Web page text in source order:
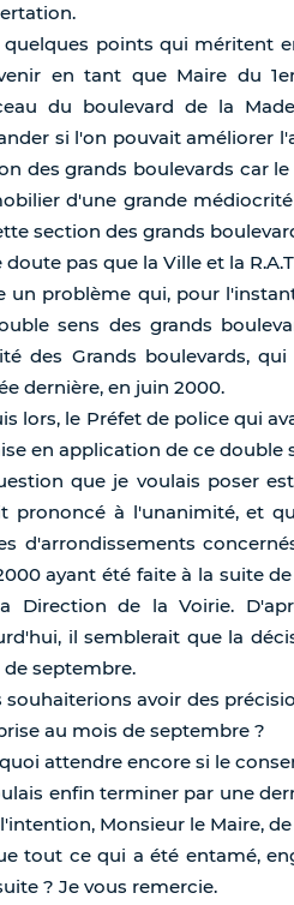
quelques points qui méritent
en tant que Maire du
du boulevard de la
si l'on pouvait améliorer
des grands boulevards car
d'une grande
section des grands
doute pas que la Ville et la
un problème qui, pour
sens des grands
des Grands boulevards,
dernière, en juin 2000.
lors, le Préfet de police qui
en application de ce double
que je voulais poser
prononcé à l'unanimité, et
d'arrondissements
ayant été faite à la suite
Direction de la Voirie.
il semblerait que la
septembre.
souhaiterions avoir des
au mois de septembre ?
attendre encore si le
enfin terminer par une
Monsieur le Maire,
tout ce qui a été entamé,
? Je vous remercie.